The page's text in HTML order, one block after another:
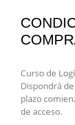
Curso de
Dispondrá
plazo
de acceso.